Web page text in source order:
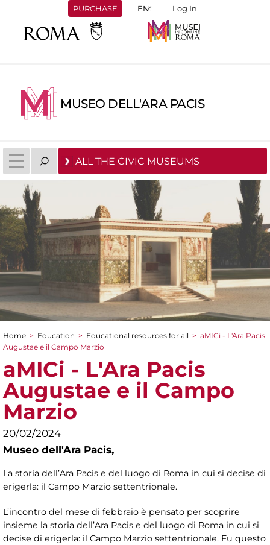
PURCHASE Log In
MUSEO DELL'ARA PACIS
ALL THE CIVIC MUSEUMS
You are here
Home > Education > Educational resources for all > aMICi - L'Ara Pacis
Augustae e il Campo Marzio
aMICi - L'Ara Pacis
Augustae e il Campo
Marzio
20/02/2024
Museo dell'Ara Pacis,
La storia dell’Ara Pacis e del luogo di Roma in cui si decise di
erigerla: il Campo Marzio settentrionale.
L’incontro del mese di febbraio è pensato per scoprire
insieme la storia dell’Ara Pacis e del luogo di Roma in cui si
decise di erigerla: il Campo Marzio settentrionale. Fu questo